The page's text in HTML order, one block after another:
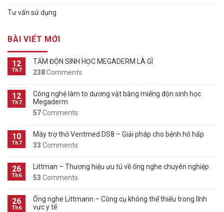
Tư vấn sử dụng
BÀI VIẾT MỚI
12
Th7
TẤM ĐỘN SINH HỌC MEGADERM LÀ GÌ
238Comments
12
Th7
Công nghệ làm to dương vật bằng miếng độn sinh học
Megaderm
57Comments
10
Th7
Máy trợ thở Ventmed DS8 – Giải pháp cho bệnh hô hấp
33 Comments
26
Th6
Littman – Thương hiệu ưu tú về ống nghe chuyên nghiệp
53 Comments
26
Th6
Ống nghe Littmann – Công cụ không thể thiếu trong lĩnh
vực y tế